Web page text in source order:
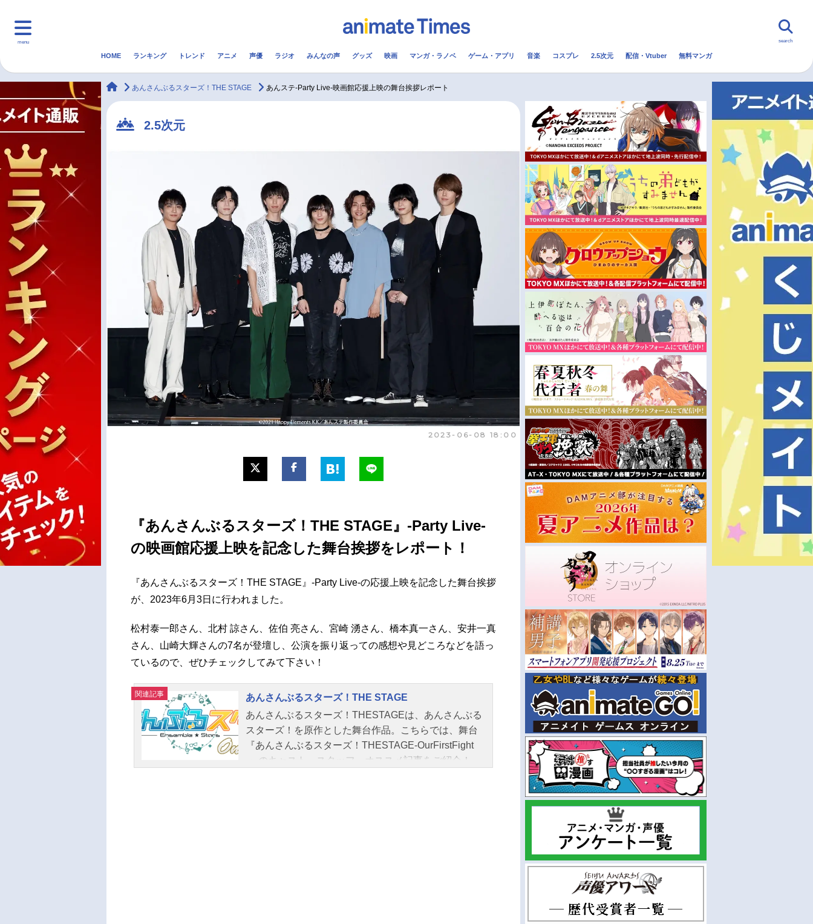
menu
マンガ・ラノベ ゲーム・アプリ 配信・Vtuber トレンド 無料マンガ
声優記事一覧
アニメ映画一覧
男性声優/女性声優一覧
今期アニメ曜日別一覧 秋アニメ
冬アニメ
FOLLOW US
search
HOME ランキング トレンド アニメ 声優 ラジオ みんなの声 グッズ 映画 マンガ・ラノベ ゲーム・アプリ 音楽 コスプレ 2.5次元 配信・Vtuber 無料マンガ
animateTimes
あんさんぶるスターズ！THE STAGE あんステ-Party Live-映画館応援上映の舞台挨拶レポート
2.5次元
2023-06-08 18:00
『あんさんぶるスターズ！THE STAGE』-Party Live-
の映画館応援上映を記念した舞台挨拶をレポート！
『あんさんぶるスターズ！THE STAGE』-Party Live-の応援上映を記念した舞台挨拶
が、2023年6月3日に行われました。
松村泰一郎さん、北村 諒さん、佐伯 亮さん、宮崎 湧さん、橋本真一さん、安井一真
さん、山崎大輝さんの7名が登壇し、公演を振り返っての感想や見どころなどを語っ
ているので、ぜひチェックしてみて下さい！
関連記事
あんさんぶるスターズ！THE STAGE
あんさんぶるスターズ！THESTAGEは、あんさんぶる
スターズ！を原作とした舞台作品。こちらでは、舞台
『あんさんぶるスターズ！THESTAGE-OurFirstFight
-』のキャスト、スタッフ、オススメ記事をご紹介！